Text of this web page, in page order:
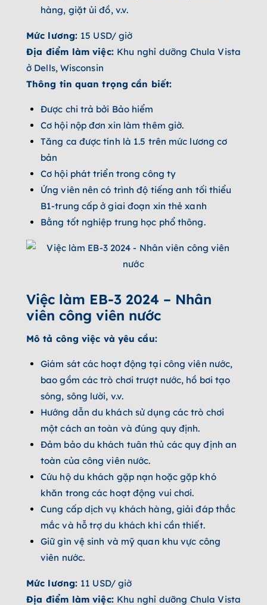
hàng, giặt ủi đồ, v.v.
Mức lương: 15 USD/ giờ
Địa điểm làm việc: Khu nghỉ dưỡng Chula Vista
ở Dells, Wisconsin
Thông tin quan trọng cần biết:
Được chi trả bởi Bảo hiểm
Cơ hội nộp đơn xin làm thêm giờ.
Tăng ca được tính là 1.5 trên mức lương cơ
bản
Cơ hội phát triển trong công ty
Ứng viên nên có trình độ tiếng anh tối thiểu
B1-trung cấp ở giai đoạn xin thẻ xanh
Bằng tốt nghiệp trung học phổ thông.
Việc làm EB-3 2024 – Nhân
viên công viên nước
Mô tả công việc và yêu cầu:
Giám sát các hoạt động tại công viên nước,
bao gồm các trò chơi trượt nước, hồ bơi tạo
sóng, sông lười, v.v.
Hướng dẫn du khách sử dụng các trò chơi
một cách an toàn và đúng quy định.
Đảm bảo du khách tuân thủ các quy định an
toàn của công viên nước.
Cứu hộ du khách gặp nạn hoặc gặp khó
khăn trong các hoạt động vui chơi.
Cung cấp dịch vụ khách hàng, giải đáp thắc
mắc và hỗ trợ du khách khi cần thiết.
Giữ gìn vệ sinh và mỹ quan khu vực công
viên nước.
Mức lương: 11 USD/ giờ
Địa điểm làm việc: Khu nghỉ dưỡng Chula Vista